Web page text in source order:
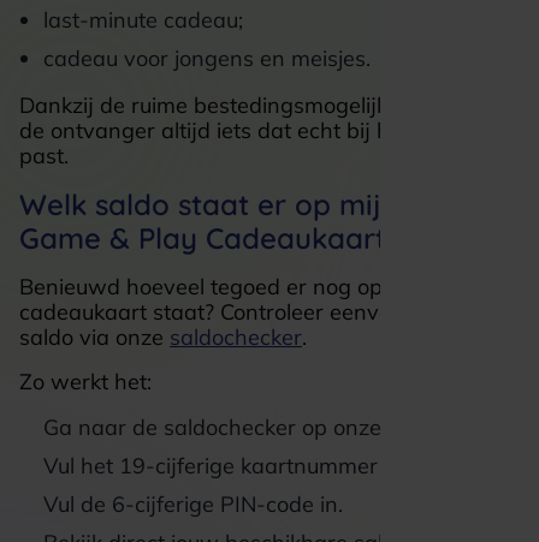
last-minute cadeau;
cadeau voor jongens en meisjes.
Dankzij de ruime bestedingsmogelijkheden kiest
de ontvanger altijd iets dat echt bij hem of haar
past.
Welk saldo staat er op mijn VVV
Game & Play Cadeaukaart?
Benieuwd hoeveel tegoed er nog op jouw
cadeaukaart staat? Controleer eenvoudig het
saldo via onze saldochecker.
Zo werkt het:
Ga naar de saldochecker op onze website.
Vul het 19-cijferige kaartnummer in.
Vul de 6-cijferige PIN-code in.